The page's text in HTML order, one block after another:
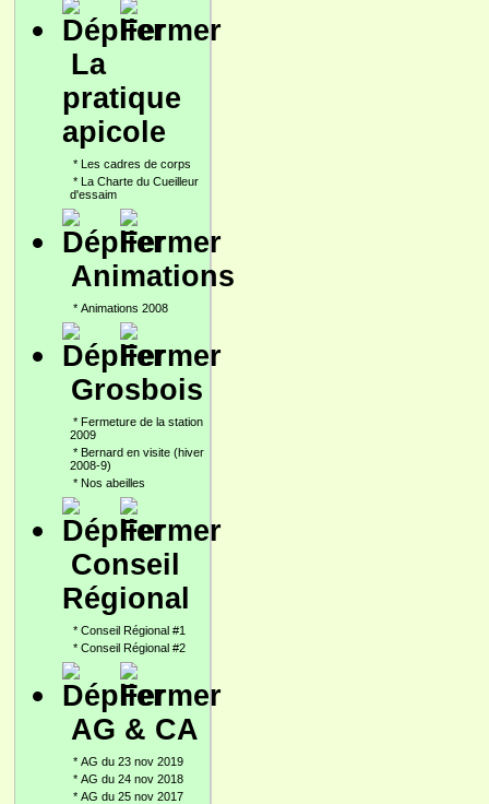
La
pratique
apicole
* Les cadres de corps
* La Charte du Cueilleur
d'essaim
Animations
* Animations 2008
Grosbois
* Fermeture de la station
2009
* Bernard en visite (hiver
2008-9)
* Nos abeilles
Conseil
Régional
* Conseil Régional #1
* Conseil Régional #2
AG & CA
* AG du 23 nov 2019
* AG du 24 nov 2018
* AG du 25 nov 2017